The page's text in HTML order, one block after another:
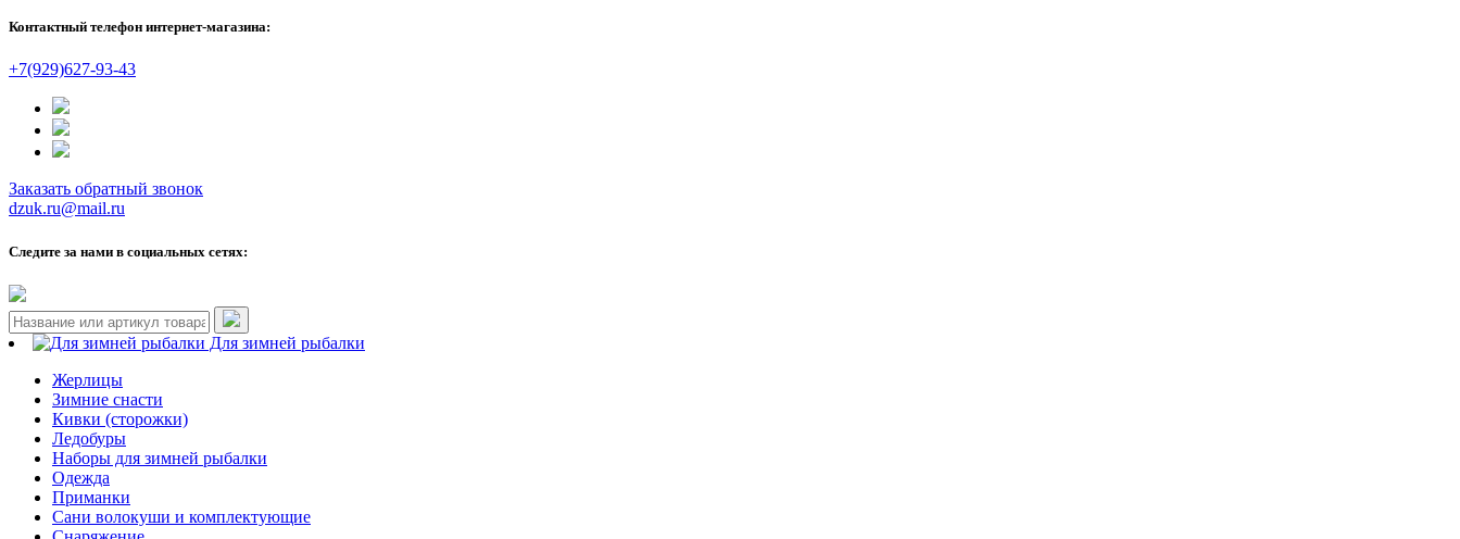
Контактный телефон интернет-магазина:
+7(929)627-93-43
Заказать обратный звонок
dzuk.ru@mail.ru
Следите за нами в социальных сетях:
Для зимней рыбалки
Жерлицы
Зимние снасти
Кивки (сторожки)
Ледобуры
Наборы для зимней рыбалки
Одежда
Приманки
Сани волокуши и комплектующие